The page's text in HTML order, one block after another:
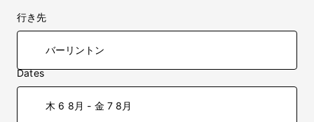
行き先
Dates
木 6 8月 - 金 7 8月